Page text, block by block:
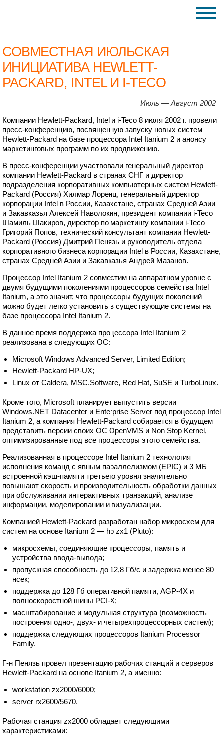
СОВМЕСТНАЯ ИЮЛЬСКАЯ
ИНИЦИАТИВА HEWLETT-
PACKARD, INTEL И I-TECO
Июль — Август 2002
Компании Hewlett-Packard, Intel и i-Teco 8 июля 2002 г. провели
пресс-конференцию, посвященную запуску новых систем
Hewlett-Packard на базе процессора Intel Itanium 2 и анонсу
маркетинговых программ по их продвижению.
В пресс-конференции участвовали генеральный директор
компании Hewlett-Packard в странах СНГ и директор
подразделения корпоративных компьютерных систем Hewlett-
Packard (Россия) Хилмар Лоренц, генеральный директор
корпорации Intel в России, Казахстане, странах Средней Азии
и Закавказья Алексей Наволокин, президент компании i-Teco
Шамиль Шакиров, директор по маркетингу компании i-Teco
Григорий Попов, технический консультант компании Hewlett-
Packard (Россия) Дмитрий Пенязь и руководитель отдела
корпоративного бизнеса корпорации Intel в России, Казахстане,
странах Средней Азии и Закавказья Андрей Мазанов.
Процессор Intel Itanium 2 совместим на аппаратном уровне с
двумя будущими поколениями процессоров семейства Intel
Itanium, а это значит, что процессоры будущих поколений
можно будет легко установить в существующие системы на
базе процессора Intel Itanium 2.
В данное время поддержка процессора Intel Itanium 2
реализована в следующих ОС:
Microsoft Windows Advanced Server, Limited Edition;
Hewlett-Packard HP-UX;
Linux от Caldera, MSC.Software, Red Hat, SuSE и TurboLinux.
Кроме того, Microsoft планирует выпустить версии
Windows.NET Datacenter и Enterprise Server под процессор Intel
Itanium 2, а компания Hewlett-Packard собирается в будущем
представить версии своих ОС OpenVMS и Non Stop Kernel,
оптимизированные под все процессоры этого семейства.
Реализованная в процессоре Intel Itanium 2 технология
исполнения команд с явным параллелизмом (EPIC) и 3 МБ
встроенной кэш-памяти третьего уровня значительно
повышают скорость и производительность обработки данных
при обслуживании интерактивных транзакций, анализе
информации, моделировании и визуализации.
Компанией Hewlett-Packard разработан набор микросхем для
систем на основе Itanium 2 — hp zx1 (Pluto):
микросхемы, соединяющие процессоры, память и
устройства ввода-вывода;
пропускная способность до 12,8 Гб/с и задержка менее 80
нсек;
поддержка до 128 Гб оперативной памяти, AGP-4X и
полноскоростной шины PCI-X;
масштабирование и модульная структура (возможность
построения одно-, двух- и четырехпроцессорных систем);
поддержка следующих процессоров Itanium Processor
Family.
Г-н Пенязь провел презентацию рабочих станций и серверов
Hewlett-Packard на основе Itanium 2, а именно:
workstation zx2000/6000;
server rx2600/5670.
Рабочая станция zx2000 обладает следующими
характеристиками: